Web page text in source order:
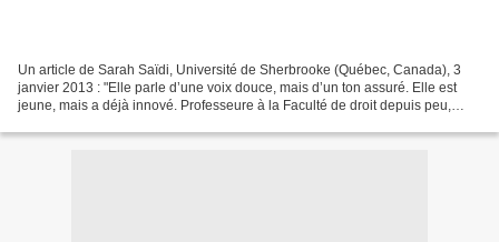
Un article de Sarah Saïdi, Université de Sherbrooke (Québec, Canada), 3
janvier 2013 : "Elle parle d’une voix douce, mais d’un ton assuré. Elle est
jeune, mais a déjà innové. Professeure à la Faculté de droit depuis peu,